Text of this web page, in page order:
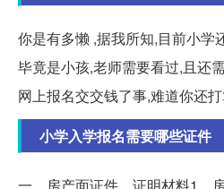
你是有多懒 ,据我所知,目前小学
毕竟是小孩,老师需要看过,且还
网上报名交交钱了事,难道你还打
小学入学报名需要哪些证件